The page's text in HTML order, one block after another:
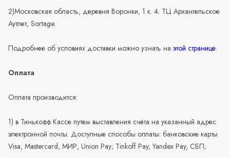
2)Московская область, деревня Воронки, 1 к. 4. ТЦ Архангельское
Аутлет, Sortage.
Подробнее об условиях доставки можно узнать на этой странице.
Оплата
Оплата производится:
1) в Тинькофф Кассе путем выставления счёта на указанный адрес
электронной почты. Доступные способы оплаты: банковские карты
Visa, Mastercard, МИР, Union Pay; Tinkoff Pay, Yandex Pay, СБП;